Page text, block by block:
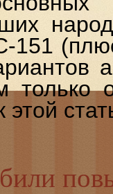
151
только
этой